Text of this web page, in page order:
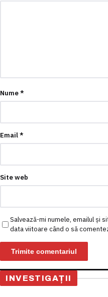
Nume*
Email*
Site web
Salvează-mi numele, emailul și
data viitoare când o să
INVESTIGAȚII